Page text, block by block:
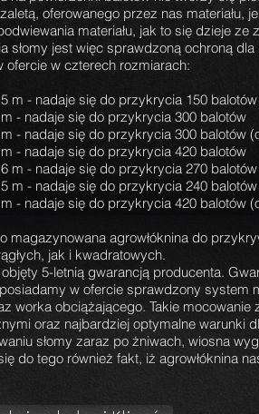
oferowanego przez nas
materiału, jak to się dzieje ze
słomy jest więc sprawdzoną ochroną
ofercie w czterech rozmiarach:
m - nadaje się do przykrycia 150 balotów
- nadaje się do przykrycia 300 balotów
- nadaje się do przykrycia 300 balotów
- nadaje się do przykrycia 420 balotów
m - nadaje się do przykrycia 270 balotów
m - nadaje się do przykrycia 240 balotów
- nadaje się do przykrycia 420 balotów
magazynowana agrowłóknina do
jak i kwadratowych.
5-letnią gwarancją producenta.
w ofercie sprawdzony system
worka obciążającego. Takie
oraz najbardziej optymalne warunki
słomy zaraz po żniwach, wiosna
do tego również fakt, iż agrowłóknina